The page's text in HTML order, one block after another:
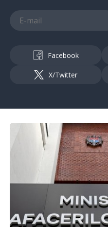
Facebook
X/Twitter